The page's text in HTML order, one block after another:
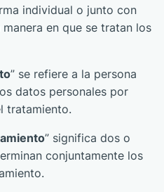
individual o junto con
en que se tratan los
” se refiere a la persona
datos personales por
tratamiento.
” significa dos o
conjuntamente los